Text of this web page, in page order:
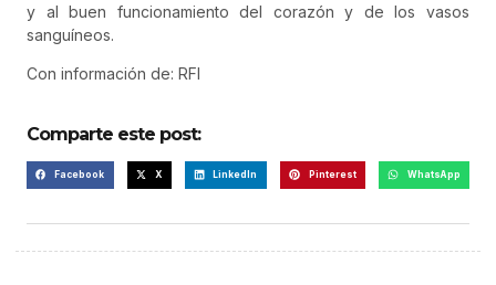
y al buen funcionamiento del corazón y de los vasos
sanguíneos.
Con información de: RFI
Comparte este post:
Facebook X LinkedIn Pinterest WhatsApp